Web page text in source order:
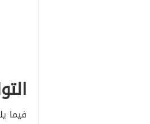
فيما